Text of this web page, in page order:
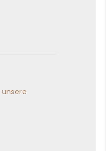
unsere